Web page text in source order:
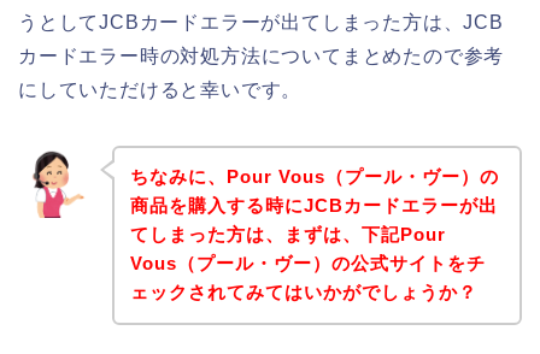
うとしてJCBカードエラーが出てしまった方は、JCB
カードエラー時の対処方法についてまとめたので参考
にしていただけると幸いです。
ちなみに、Pour Vous（プール・ヴー）の
商品を購入する時にJCBカードエラーが出
てしまった方は、まずは、下記Pour
Vous（プール・ヴー）の公式サイトをチ
ェックされてみてはいかがでしょうか？